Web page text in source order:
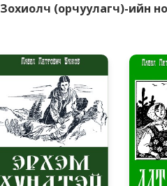
Зохиолч (орчуулагч)-ийн